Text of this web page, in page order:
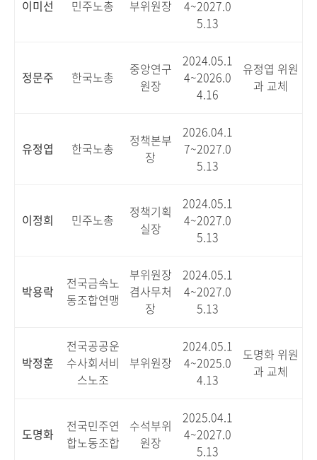
이미선 민주노총 부위원장
4~2027.0
5.13
정문주 한국노총
중앙연구
원장
2024.05.1
4~2026.0
4.16
유정엽 위원
과 교체
유정엽 한국노총
정책본부
장
2026.04.1
7~2027.0
5.13
이정희 민주노총
정책기획
실장
2024.05.1
4~2027.0
5.13
박용락
전국금속노
동조합연맹
부위원장
겸사무처
장
2024.05.1
4~2027.0
5.13
박정훈
전국공공운
수사회서비
스노조
부위원장
2024.05.1
4~2025.0
4.13
도명화 위원
과 교체
도명화
전국민주연
합노동조합
수석부위
원장
2025.04.1
4~2027.0
5.13